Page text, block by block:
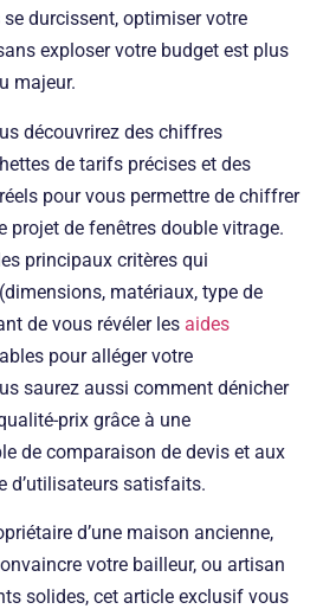
durcissent, optimiser votre
exploser votre budget est plus
majeur.
découvrirez des chiffres
de tarifs précises et des
pour vous permettre de chiffrer
projet de fenêtres double vitrage.
principaux critères qui
matériaux, type de
de vous révéler les aides
pour alléger votre
saurez aussi comment dénicher
prix grâce à une
de comparaison de devis et aux
d’utilisateurs satisfaits.
d’une maison ancienne,
votre bailleur, ou artisan
solides, cet article exclusif vous